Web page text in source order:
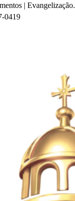
| Evangelização.
0419